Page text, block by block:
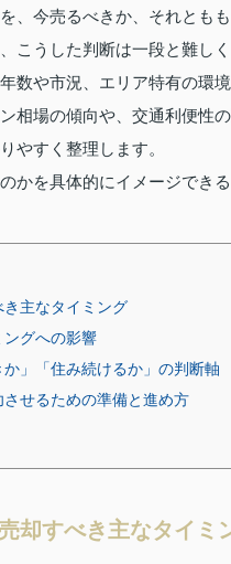
、今売るべきか、それとも
こうした判断は一段と難しく
数や市況、エリア特有の環
相場の傾向や、交通利便性
やすく整理します。
かを具体的にイメージでき
き主なタイミング
ングへの影響
」「住み続けるか」の判断軸
させるための準備と進め方
却すべき主なタイミ